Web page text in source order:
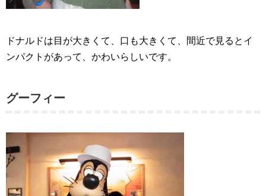
ドナルドは目が大きくて、口も大きくて、間近で見るとイ
ンパクトがあって、かわいらしいです。
グーフィー